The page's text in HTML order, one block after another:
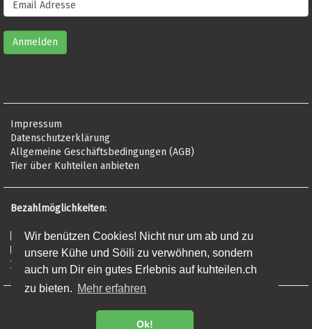
Wir benützen Cookies! Nicht nur um ab und zu
unsere Kühe und Söili zu verwöhnen, sondern
auch um Dir ein gutes Erlebnis auf kuhteilen.ch
zu bieten. Mehr erfahren
Ok!
Impressum
Datenschutzerklärung
Allgemeine Geschäftsbedingungen (AGB)
Tier über Kuhteilen anbieten
Bezahlmöglichkeiten:
Risikofrei per Rechnung
Kreditkarte (Visa, Mastercard, Amex)
Banküberweisung (Frist: 5 Tage)